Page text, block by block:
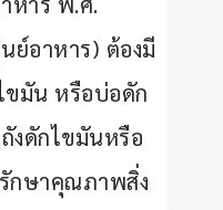
ย์อาหาร) ต้องมี
ขมัน หรือบ่อดัก
งดักไขมันหรือ
กษาคุณภาพสิ่ง